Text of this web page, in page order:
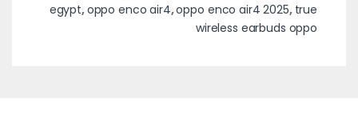
egypt,oppo enco air4,oppo enco air4 2025, true
wireless earbuds oppo